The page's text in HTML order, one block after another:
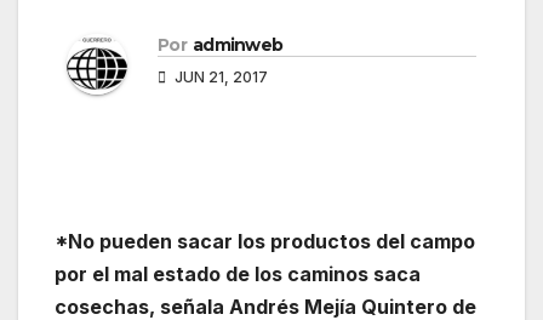
Por adminweb
JUN 21, 2017
*No pueden sacar los productos del campo
por el mal estado de los caminos saca
cosechas, señala Andrés Mejía Quintero de